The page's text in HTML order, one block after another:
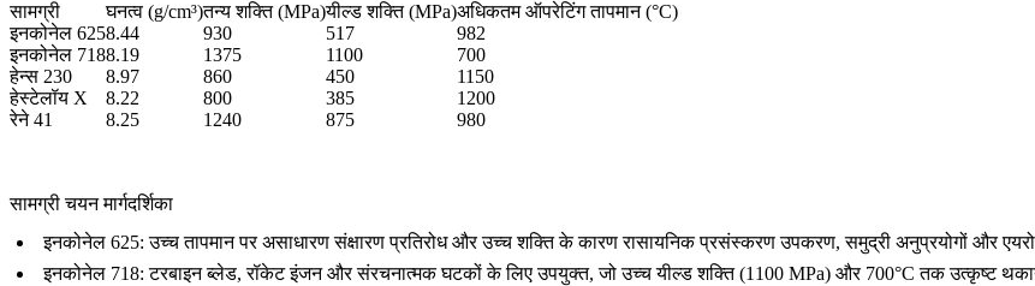
सामग्री घनत्व (g/cm³)तन्य शक्ति (MPa)यील्ड शक्ति (MPa)अधिकतम ऑपरेटिंग तापमान (°C)
इनकोनेल 6258.44 930 517
982
इनकोनेल 7188.19 1375 1100
700
हेन्स 230
8.97 860 450
1150
हेस्टेलॉय X
8.22 800 385
1200
रेने 41
8.25 1240 875 980
सामग्री चयन मार्गदर्शिका
इनकोनेल 625: उच्च तापमान पर असाधारण संक्षारण प्रतिरोध और उच्च शक्ति के कारण रासायनिक प्रसंस्करण उपकरण, समुद्री अनुप्रयोगों और
इनकोनेल 718: टरबाइन ब्लेड, रॉकेट इंजन और संरचनात्मक घटकों के लिए उपयुक्त, जो उच्च यील्ड शक्ति (1100 MPa) और 700°C तक उत्कृष्ट